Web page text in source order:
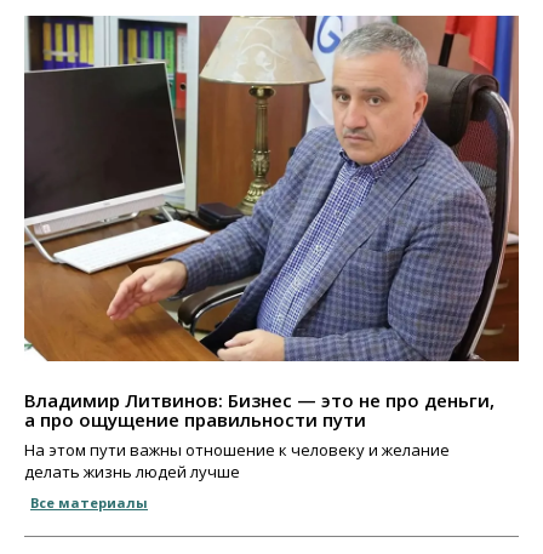
Владимир Литвинов: Бизнес — это не про деньги,
а про ощущение правильности пути
На этом пути важны отношение к человеку и желание
делать жизнь людей лучше
Все материалы